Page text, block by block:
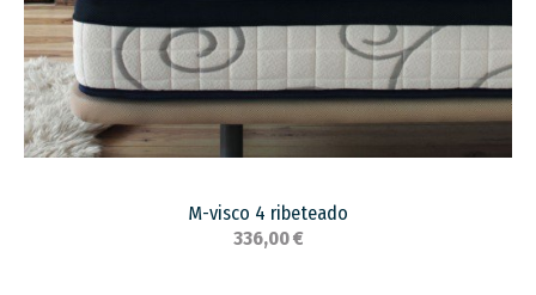
M-visco 4 ribeteado
336,00 €